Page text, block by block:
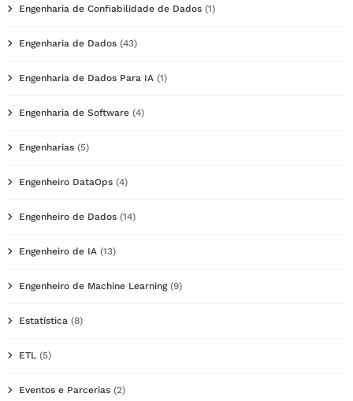
Engenharia de Confiabilidade de Dados (1)
Engenharia de Dados (43)
Engenharia de Dados Para IA (1)
Engenharia de Software (4)
Engenharias (5)
Engenheiro DataOps (4)
Engenheiro de Dados (14)
Engenheiro de IA (13)
Engenheiro de Machine Learning(9)
Estatística (8)
ETL (5)
Eventos e Parcerias (2)